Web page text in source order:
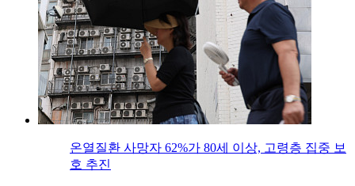
온열질환 사망자 62%가 80세 이상, 고령층 집중 보
호 추진